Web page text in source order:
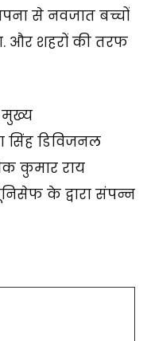
से नवजात बच्चों
और शहरों की तरफ
मुख्य
सिंह डिविजनल
कुमार राय
के द्वारा संपन्न